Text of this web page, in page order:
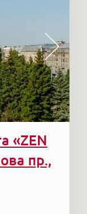
«ZEN
пр.,